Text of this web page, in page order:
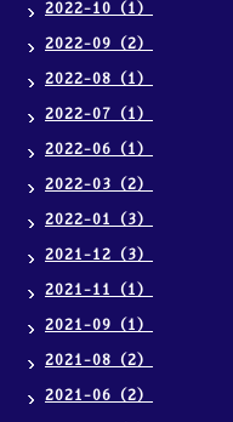
2022-10（1）
2022-09（2）
2022-08（1）
2022-07（1）
2022-06（1）
2022-03（2）
2022-01（3）
2021-12（3）
2021-11（1）
2021-09（1）
2021-08（2）
2021-06（2）